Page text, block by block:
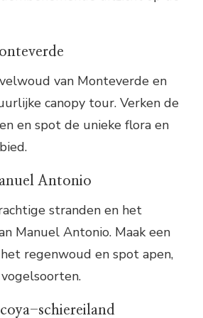
van Monteverde en
canopy tour. Verken de
en spot de unieke flora en
Antonio
stranden en het
Manuel Antonio. Maak een
regenwoud en spot apen,
schiereiland